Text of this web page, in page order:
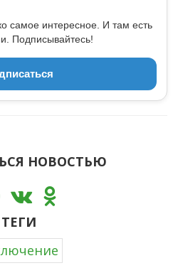
самое интересное. И там есть
Подписывайтесь!
НОВОСТЬЮ
ТЕГИ